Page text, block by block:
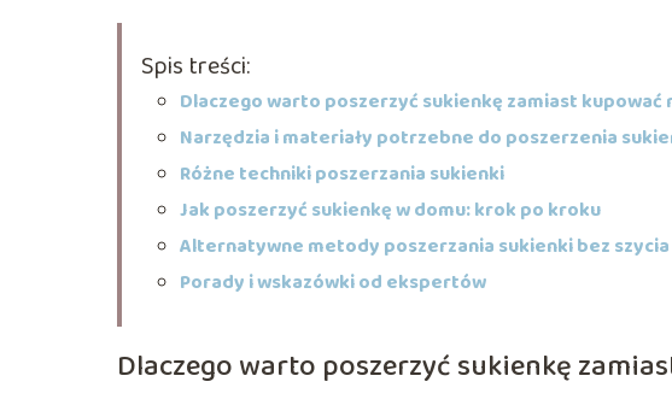
Spis treści:
Dlaczego warto poszerzyć sukienkę zamiast kupować
Narzędzia i materiały potrzebne do poszerzenia
Różne techniki poszerzania sukienki
Jak poszerzyć sukienkę w domu: krok po kroku
Alternatywne metody poszerzania sukienki bez szycia
Porady i wskazówki od ekspertów
Dlaczego warto poszerzyć sukienkę